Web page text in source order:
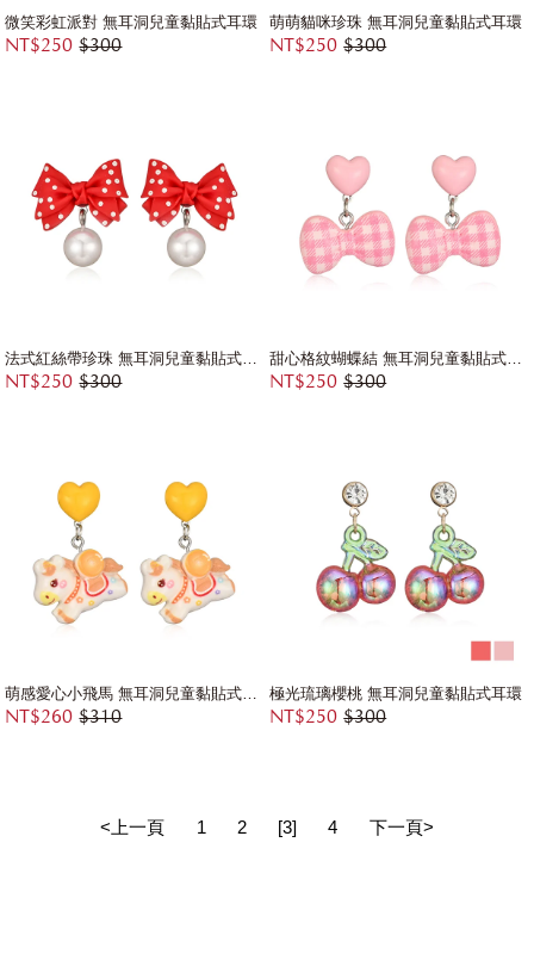
微笑彩虹派對 無耳洞兒童黏貼式耳環
NT$250 $300
萌萌貓咪珍珠 無耳洞兒童黏貼式耳環
NT$250 $300
NT$250 $300 NT$250 $300
萌感愛心小飛馬 無耳洞兒童黏貼式耳環
NT$260 $310
極光琉璃櫻桃 無耳洞兒童黏貼式耳環
NT$250 $300
<上一頁 1 2 [3] 4 下一頁>